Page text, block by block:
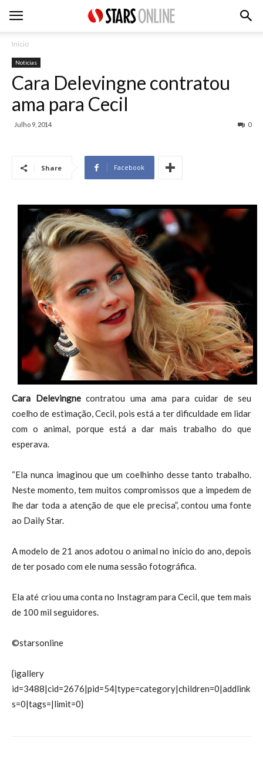
Inicio
Noticias
Cara Delevingne contratou
ama para Cecil
Julho 9, 2014 0
Share Facebook
Cara Delevingnecontratou uma ama para cuidar de seu
coelho de estimação, Cecil, pois está a ter dificuldade em lidar
com o animal, porque está a dar mais trabalho do que
esperava.
“Ela nunca imaginou que um coelhinho desse tanto trabalho.
Neste momento, tem muitos compromissos que a impedem de
lhe dar toda a atenção de que ele precisa”, contou uma fonte
ao Daily Star.
A modelo de 21 anos adotou o animal no início do ano, depois
de ter posado com ele numa sessão fotográfica.
Ela até criou uma conta no Instagram para Cecil, que tem mais
de 100 mil seguidores.
©starsonline
{igallery
id=3488|cid=2676|pid=54|type=category|children=0|addlink
s=0|tags=|limit=0}